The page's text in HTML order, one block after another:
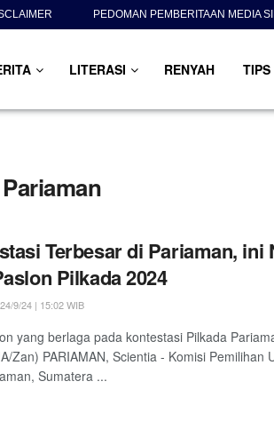
PEDOMAN PEMBERITAAN MEDIA
LITERASI RENYAH TIPS
Terbesar di Pariaman, ini
Pilkada 2024
9/24 | 15:02 WIB
yang berlaga pada kontestasi Pilkada
Zan) PARIAMAN, Scientia - Komisi Pemilihan
Sumatera ...